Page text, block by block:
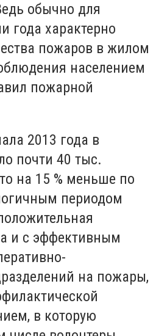
обычно для
года характерно
пожаров в жилом
населением
пожарной
2013 года в
почти 40 тыс.
на 15 % меньше по
периодом
и с эффективным
на пожары,
в которую